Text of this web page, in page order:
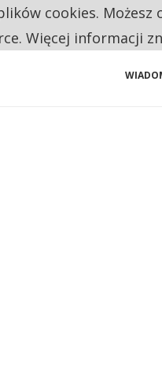
62 ZGŁOSZENIA. WIELU
cookies.
Więcej informacji